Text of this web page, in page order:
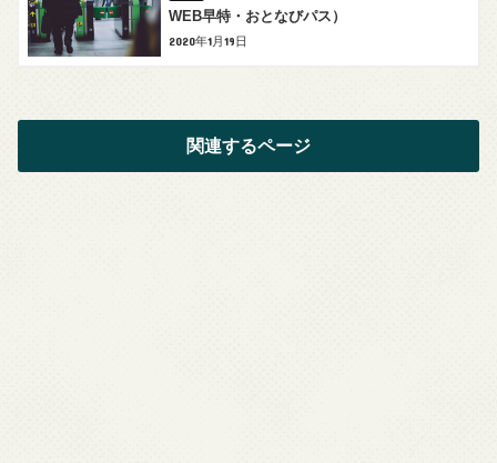
WEB早特・おとなびパス）
2020年1月19日
関連するページ